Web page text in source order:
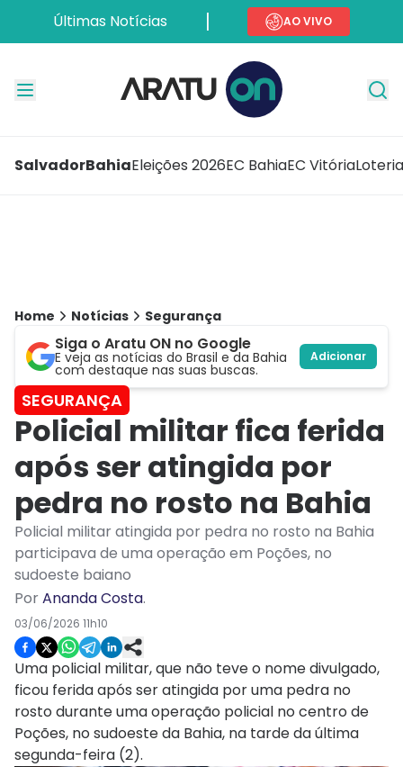
Últimas Notícias AO VIVO
SalvadorBahiaEleições 2026EC BahiaEC Vitória
Home Notícias Segurança
Siga o Aratu ON no Google
E veja as notícias do Brasil e da Bahia
com destaque nas suas buscas.
Adicionar
SEGURANÇA
Policial militar fica ferida
após ser atingida por
pedra no rosto na Bahia
Policial militar atingida por pedra no rosto na Bahia
participava de uma operação em Poções, no
sudoeste baiano
PorAnanda Costa.
03/06/2026 11h10
Uma policial militar, que não teve o nome divulgado,
ficou ferida após ser atingida por uma pedra no
rosto durante uma operação policial no centro de
Poções, no sudoeste da Bahia, na tarde da última
segunda-feira (2).